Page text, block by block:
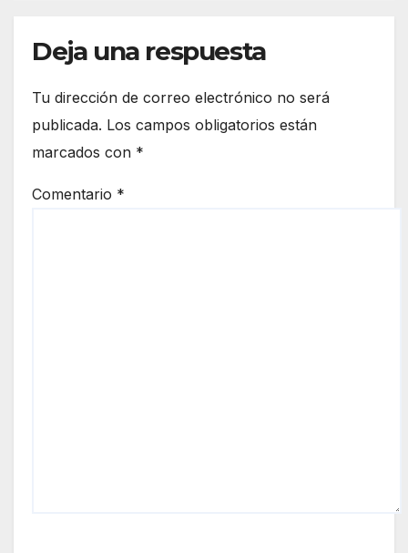
Deja una respuesta
Tu dirección de correo electrónico no será
publicada. Los campos obligatorios están
marcados con *
Comentario *